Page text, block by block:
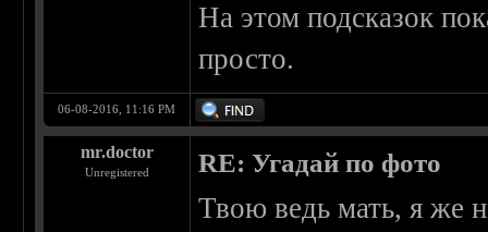
На этом подсказок
просто.
06-08-2016, 11:16 PM
mr.doctor
Unregistered RE: Угадай по фото
Твою ведь мать, я же